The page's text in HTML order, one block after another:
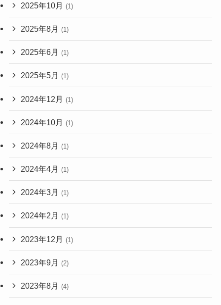
2025年10月 (1)
2025年8月 (1)
2025年6月 (1)
2025年5月 (1)
2024年12月 (1)
2024年10月 (1)
2024年8月 (1)
2024年4月 (1)
2024年3月 (1)
2024年2月 (1)
2023年12月 (1)
2023年9月 (2)
2023年8月 (4)